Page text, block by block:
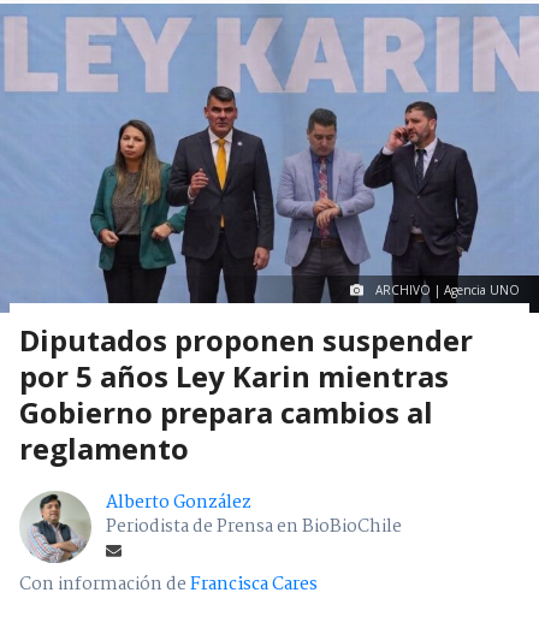
ARCHIVO | Agencia UNO
Diputados proponen suspender
por 5 años Ley Karin mientras
Gobierno prepara cambios al
reglamento
Alberto González
Periodista de Prensa en BioBioChile
Con información deFrancisca Cares